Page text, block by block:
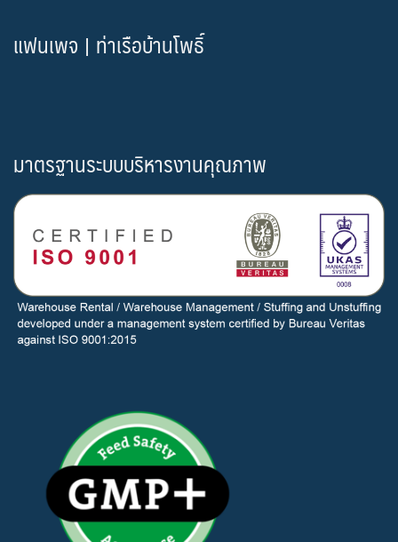
แฟนเพจ | ท่าเรือบ้านโพธิ์
มาตรฐานระบบบริหารงานคุณภาพ